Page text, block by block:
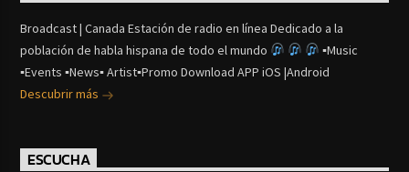
Broadcast | Canada Estación de radio en línea Dedicado a la
población de habla hispana de todo el mundo
▪Music
▪Events ▪News▪ Artist▪Promo Download APP iOS |Android
Descubrir más
ESCUCHA